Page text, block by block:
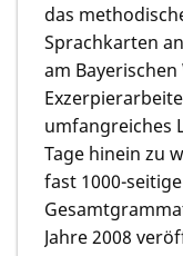
das
Sprachkarten
am
umfangreiches
Tage hinein zu
fast 1000-
Jahre 2008